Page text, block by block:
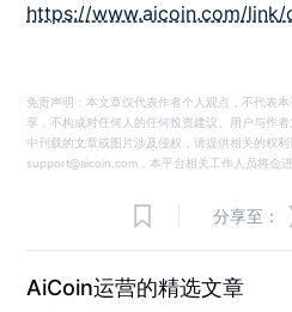
https://www.aicoin.com/link/
免责声明：本文章仅代表作者个人观点，不代表
享，不构成对任何人的任何投资建议。用户与作
中刊载的文章或图片涉及侵权，请提供相关的权
support@aicoin.com，本平台相关工作人员将会进
分享至：
AiCoin运营的精选文章